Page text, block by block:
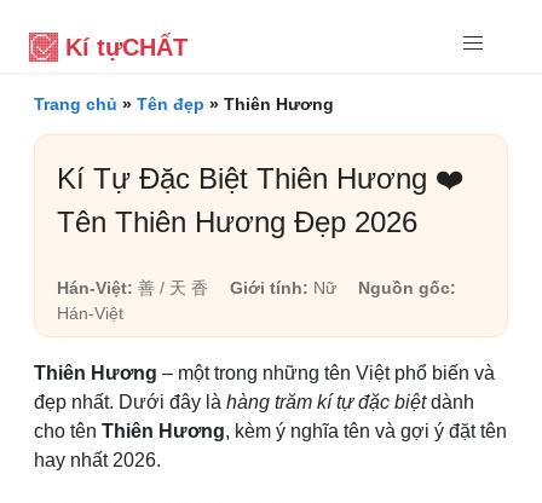
Kí tựCHẤT
Trang chủ » Tên đẹp » Thiên Hương
Kí Tự Đặc Biệt Thiên Hương ❤️
Tên Thiên Hương Đẹp 2026
Hán-Việt: 善 / 天 香 Giới tính: Nữ
Nguồn gốc:
Hán-Việt
Thiên Hương – một trong những tên Việt phổ biến và
đẹp nhất. Dưới đây là hàng trăm kí tự đặc biệtdành
cho tên Thiên Hương, kèm ý nghĩa tên và gợi ý đặt tên
hay nhất 2026.